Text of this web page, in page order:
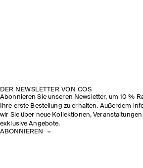
DER NEWSLETTER VON COS
Abonnieren Sie unseren Newsletter, um 10 %
Ihre erste Bestellung zu erhalten. Außerdem
wir Sie über neue Kollektionen, Veranstaltungen
exklusive Angebote.
ABONNIEREN